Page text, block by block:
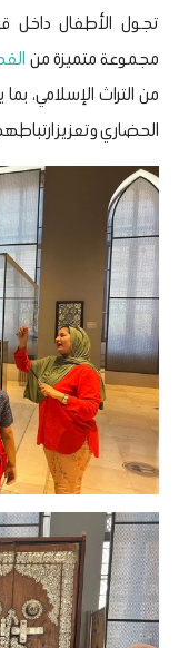
تجول الأطفال داخل
مجموعة متميزة من
من التراث الإسلامي،
الحضاري وتعزيز